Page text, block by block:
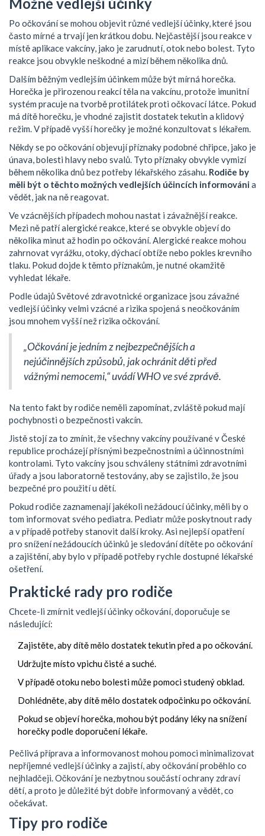
Možné vedlejší účinky
Po očkování se mohou objevit různé vedlejší účinky, které jsou
často mírné a trvají jen krátkou dobu. Nejčastější jsou reakce v
místě aplikace vakcíny, jako je zarudnutí, otok nebo bolest. Tyto
reakce jsou obvykle neškodné a mizí během několika dnů.
Dalším běžným vedlejším účinkem může být mírná horečka.
Horečka je přirozenou reakcí těla na vakcínu, protože imunitní
systém pracuje na tvorbě protilátek proti očkovací látce. Pokud
má dítě horečku, je vhodné zajistit dostatek tekutin a klidový
režim. V případě vyšší horečky je možné konzultovat s lékařem.
Někdy se po očkování objevují příznaky podobné chřipce, jako je
únava, bolesti hlavy nebo svalů. Tyto příznaky obvykle vymizí
během několika dnů bez potřeby lékařského zásahu. Rodiče by
měli být o těchto možných vedlejších účincích informovánia
vědět, jak na ně reagovat.
Ve vzácnějších případech mohou nastat i závažnější reakce.
Mezi ně patří alergické reakce, které se obvykle objeví do
několika minut až hodin po očkování. Alergické reakce mohou
zahrnovat vyrážku, otoky, dýchací obtíže nebo pokles krevního
tlaku. Pokud dojde k těmto příznakům, je nutné okamžitě
vyhledat lékaře.
Podle údajů Světové zdravotnické organizace jsou závažné
vedlejší účinky velmi vzácné a rizika spojená s neočkováním
jsou mnohem vyšší než rizika očkování.
„Očkování je jedním z nejbezpečnějších a
nejúčinnějších způsobů, jak ochránit děti před
vážnými nemocemi,“ uvádí WHO ve své zprávě.
Na tento fakt by rodiče neměli zapomínat, zvláště pokud mají
pochybnosti o bezpečnosti vakcín.
Jistě stojí za to zmínit, že všechny vakcíny používané v České
republice procházejí přísnými bezpečnostními a účinnostními
kontrolami. Tyto vakcíny jsou schváleny státními zdravotními
úřady a jsou laboratorně testovány, aby se zajistilo, že jsou
bezpečné pro použití u dětí.
Pokud rodiče zaznamenají jakékoli nežádoucí účinky, měli by o
tom informovat svého pediatra. Pediatr může poskytnout rady
a v případě potřeby stanovit další kroky. Asi nejlepší opatření
pro snížení nežádoucích účinků je sledování dítěte po očkování
a zajištění, aby bylo v případě potřeby rychle dostupné lékařské
ošetření.
Praktické rady pro rodiče
Chcete-li zmírnit vedlejší účinky očkování, doporučuje se
následující:
Zajistěte, aby dítě mělo dostatek tekutin před a po očkování.
Udržujte místo vpichu čisté a suché.
V případě otoku nebo bolesti může pomoci studený obklad.
Dohlédněte, aby dítě mělo dostatek odpočinku po očkování.
Pokud se objeví horečka, mohou být podány léky na snížení
horečky podle doporučení lékaře.
Pečlivá příprava a informovanost mohou pomoci minimalizovat
nepříjemné vedlejší účinky a zajistí, aby očkování proběhlo co
nejhladčeji. Očkování je nezbytnou součástí ochrany zdraví
dětí, a proto je důležité být dobře informovaný a vědět, co
očekávat.
Tipy pro rodiče